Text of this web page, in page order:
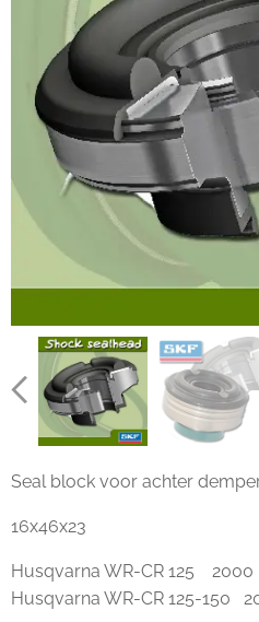
Seal block voor achter
16x46x23
Husqvarna WR-CR 125 2000
Husqvarna WR-CR 125-150